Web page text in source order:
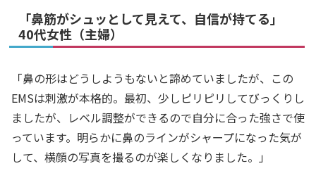
「鼻筋がシュッとして見えて、自信が持てる」
40代女性（主婦）
「鼻の形はどうしようもないと諦めていましたが、この
EMSは刺激が本格的。最初、少しピリピリしてびっくりし
ましたが、レベル調整ができるので自分に合った強さで使
っています。明らかに鼻のラインがシャープになった気が
して、横顔の写真を撮るのが楽しくなりました。」